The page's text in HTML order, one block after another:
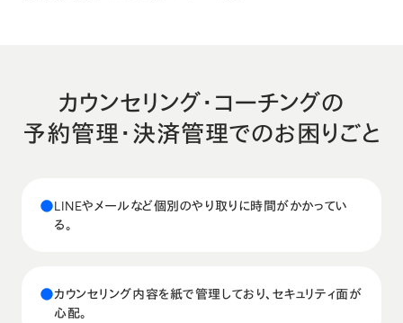
カウンセリング・コーチングの
予約管理・決済管理でのお困りごと
●LINEやメールなど個別のやり取りに時間がかかってい
る。
●カウンセリング内容を紙で管理しており、セキュリティ面が
心配。